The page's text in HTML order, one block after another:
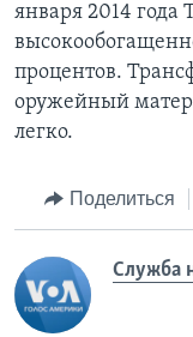
января 2014 года
процентов.
оружейный
легко.
Поделиться
Служба